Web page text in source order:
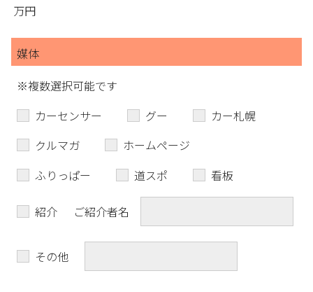
万円
媒体
※複数選択可能です
カーセンサー
グー
カー札幌
クルマガ
ホームページ
ふりっぱー
道スポ 看板
紹介 ご紹介者名
その他